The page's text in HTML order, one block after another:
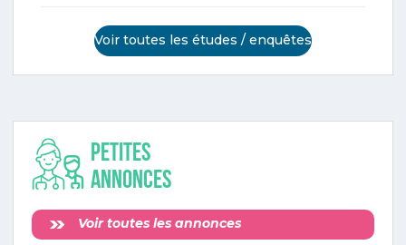
Voir toutes les études / enquêtes
Petites
annonces
Voir toutes les annonces